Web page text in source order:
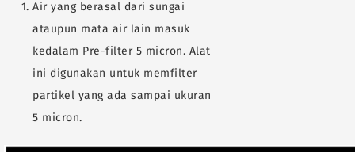
Air yang berasal dari sungai
ataupun mata air lain masuk
kedalam Pre-filter 5 micron. Alat
ini digunakan untuk memfilter
partikel yang ada sampai ukuran
5 micron.